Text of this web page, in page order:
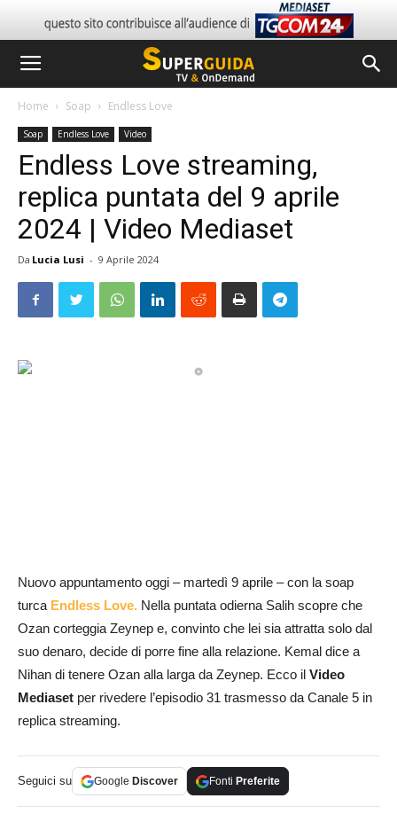
Home Soap Endless Love
Soap Endless Love Video
Endless Love streaming,
replica puntata del 9 aprile
2024 | Video Mediaset
Da Lucia Lusi - 9 Aprile 2024
Nuovo appuntamento oggi – martedì 9 aprile – con la soap
turcaEndless Love. Nella puntata odierna Salih scopre che
Ozan corteggia Zeynep e, convinto che lei sia attratta solo dal
suo denaro, decide di porre fine alla relazione. Kemal dice a
Nihan di tenere Ozan alla larga da Zeynep. Ecco il Video
Mediaset per rivedere l’episodio 31 trasmesso da Canale 5 in
replica streaming.
Seguici su Google Discover Fonti Preferite